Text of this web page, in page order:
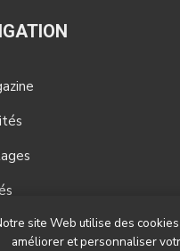
site Web utilise des
améliorer et personnaliser